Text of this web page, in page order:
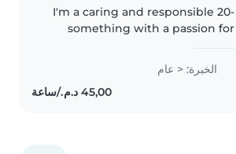
I'm a caring and responsible 20-
something with a passion for
completed my Bachelor's
degree in Nursing and English
studies, and I'm First Aid
الخبرة: < عام